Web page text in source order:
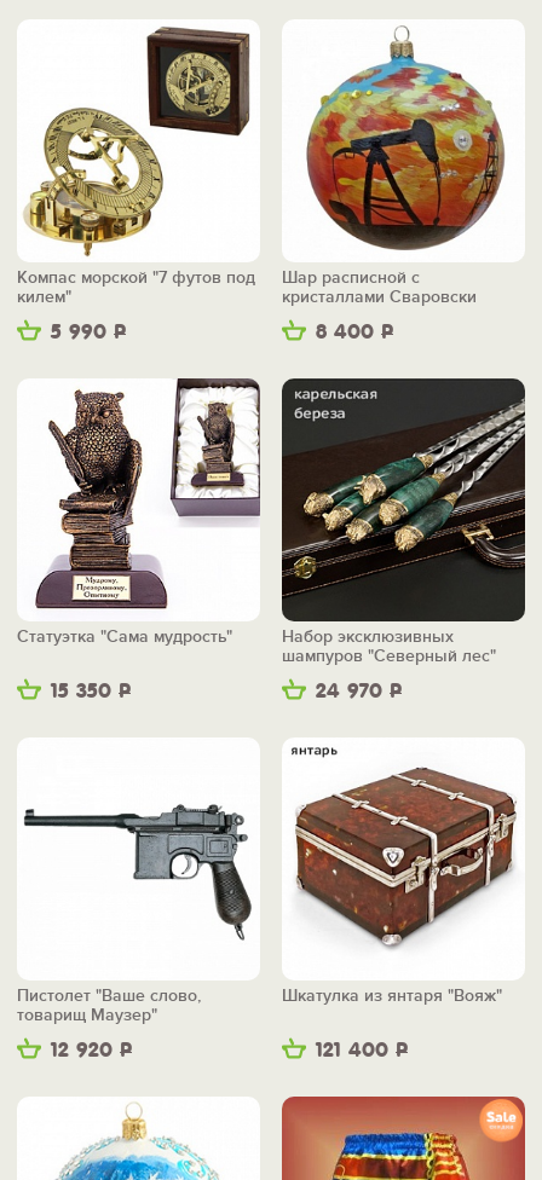
5 990 Р
Компас морской "7 футов под
килем"
8 400 Р
Шар расписной с
кристаллами Сваровски
"Буровая"
15 350 Р
Статуэтка "Сама мудрость"
24 970 Р
Набор эксклюзивных
шампуров "Северный лес"
12 920 Р
Пистолет "Ваше слово,
товарищ Маузер"
121 400 Р
Шкатулка из янтаря "Вояж"